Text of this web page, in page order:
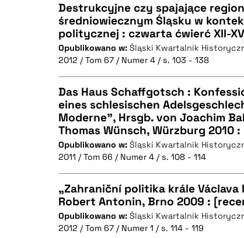
BIBTEX
CZYSTY TEKST
BIBTEX
Destrukcyjne czy spajające
średniowiecznym Śląsku w
politycznej : czwarta ćwierć XII-
Opublikowano w: Śląski Kwartalnik
2012 / Tom 67 / Numer 4 / s. 103 - 138
CZYSTY TEKST
BIBTEX
Das Haus Schaffgotsch :
eines schlesischen
Moderne", Hrsgb. von Joachim
Thomas Wünsch, Würzburg 2010
Opublikowano w: Śląski Kwartalnik
2011 / Tom 66 / Numer 4 / s. 108 - 114
CZYSTY TEKST
„Zahraniční politika krále
Robert Antonin, Brno 2009 :
Opublikowano w: Śląski Kwartalnik
2012 / Tom 67 / Numer 1 / s. 114 - 119